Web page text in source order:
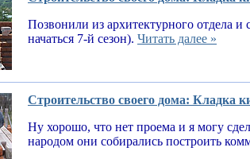
Позвонили из архитектурного отдела и
начаться 7-й сезон). Читать далее »
Строительство своего дома: Кладка
Ну хорошо, что нет проема и я могу
народом они собирались построить